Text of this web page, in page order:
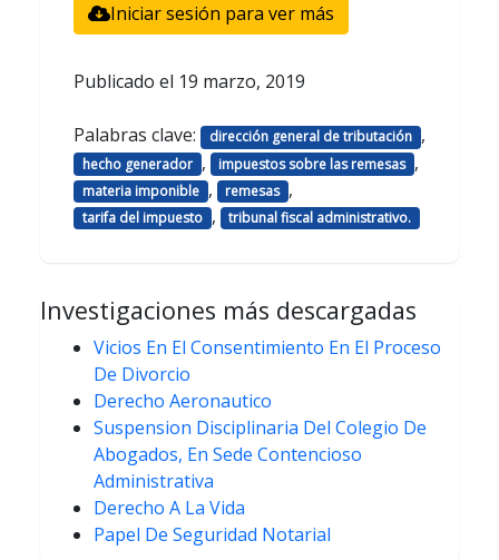
Iniciar sesión para ver más
Publicado el 19 marzo, 2019
Palabras clave: dirección general de tributación ,
hecho generador , impuestos sobre las remesas ,
materia imponible , remesas ,
tarifa del impuesto , tribunal fiscal administrativo.
Investigaciones más descargadas
Vicios En El Consentimiento En El Proceso
De Divorcio
Derecho Aeronautico
Suspension Disciplinaria Del Colegio De
Abogados, En Sede Contencioso
Administrativa
Derecho A La Vida
Papel De Seguridad Notarial